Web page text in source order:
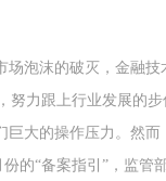
泡沫的破灭，金融技
力跟上行业发展的
大的操作压力。然而
的“备案指引”，监管